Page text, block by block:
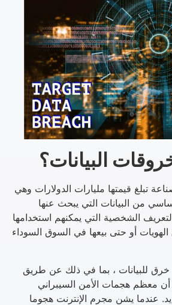
البيانات؟
تبلغ قيمتها مليارات الدولارات وهي
من البيانات التي يبحث عنها
الشخصية التي يمكنهم استخدامها
الهويات أو حتى بيعها في السوق السوداء
للبيانات ، بما في ذلك عن طريق
معظم هجمات الأمن السيبراني
عندما يشن مجرم الإنترنت هجوما